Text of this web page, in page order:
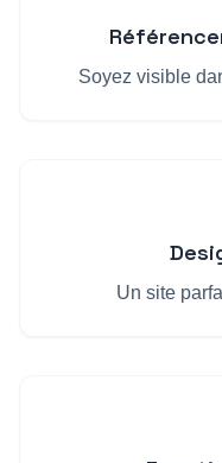
Soyez visible
Un site